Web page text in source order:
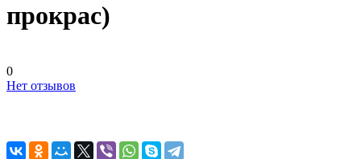
прокрас)
0
Нет отзывов